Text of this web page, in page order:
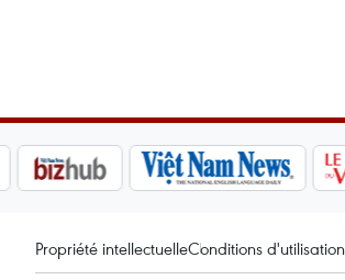
Propriété intellectuelleConditions d'utilisation